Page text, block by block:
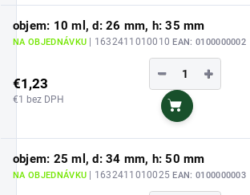
objem: 10 ml, d: 26 mm, h: 35 mm
NA OBJEDNÁVKU | 1632411010010EAN: 0100000002
€1,23
€1 bez DPH
+
−
Do košíka
objem: 25 ml, d: 34 mm, h: 50 mm
NA OBJEDNÁVKU | 1632411010025EAN: 0100000003